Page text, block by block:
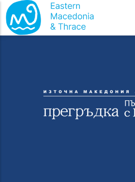
Премини към основното съдържание